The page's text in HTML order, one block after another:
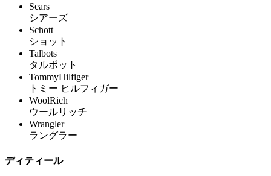
Sears
シアーズ
Schott
ショット
Talbots
タルボット
TommyHilfiger
トミー ヒルフィガー
WoolRich
ウールリッチ
Wrangler
ラングラー
ディティール